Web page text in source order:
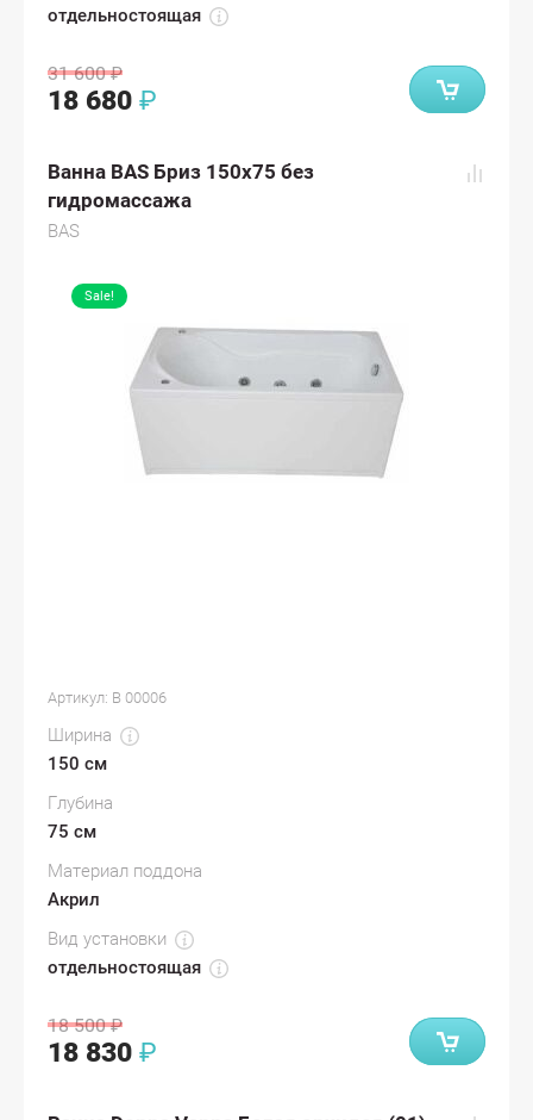
отдельностоящая
31 600 ₽
18 680 ₽
Ванна BAS Бриз 150x75 без
гидромассажа
BAS
Sale!
Артикул: В 00006
Ширина
150 см
Глубина
75 см
Материал поддона
Акрил
Вид установки
отдельностоящая
18 500 ₽
18 830 ₽